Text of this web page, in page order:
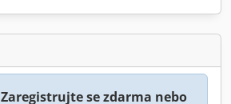
Zaregistrujte se zdarma nebo